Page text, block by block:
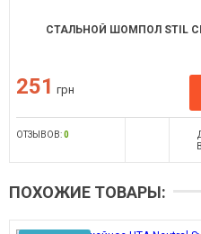
СТАЛЬНОЙ ШОМПОЛ STIL
251 грн
ОТЗЫВОВ:0
ПОХОЖИЕ ТОВАРЫ: